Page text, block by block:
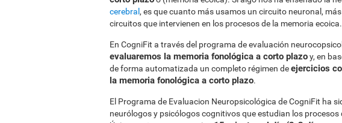
cerebral , es que cuanto más usamos un circuito neuronal,
circuitos que intervienen en los procesos de la memoria ecoica.
En CogniFit a través del programa de evaluación
evaluaremos la memoria fonológica a corto plazoy, en
de forma automatizada un completo régimen deejercicios
la memoria fonológica a corto plazo.
El Programa de Evaluacion Neuropsicológica de CogniFit ha
neurólogos y psicólogos cognitivos que estudian los